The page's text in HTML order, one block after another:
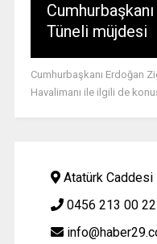
Tüneli müjdesi
Cumhurbaşkanı Erdoğan
Havalimanı ile ilgili de
Atatürk Caddesi
0456 213 00 22